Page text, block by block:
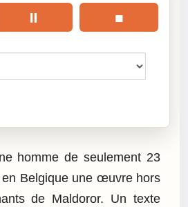
⏸ ■
homme de seulement 23
Belgique une œuvre hors
de Maldoror. Un texte